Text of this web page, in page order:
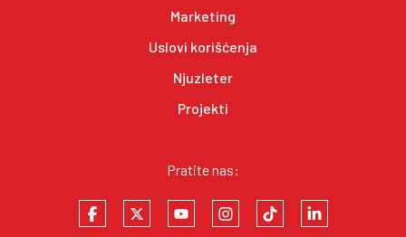
Marketing
Uslovi korišćenja
Njuzleter
Projekti
Pratite nas: